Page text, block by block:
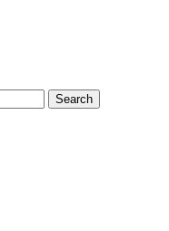
Search